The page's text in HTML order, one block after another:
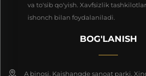
va to'sib qo'yish. Xavfsizlik
ishonch bilan foydalaniladi.
BOG'LANISH
A binosi, Kaishangde sanoat parki,